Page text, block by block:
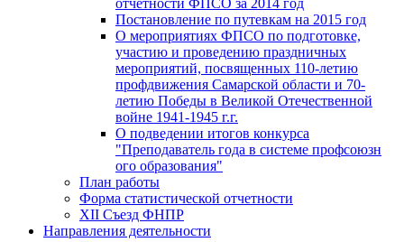
Постановление по путевкам на 2015 год
О мероприятиях ФПСО по подготовке,
участию и проведению праздничных
мероприятий, посвященных 110-летию
профдвижения Самарской области и 70-
летию Победы в Великой Отечественной
войне 1941-1945 г.г.
О подведении итогов конкурса
"Преподаватель года в системе профсоюзн
ого образования"
План работы
Форма статистической отчетности
XII Съезд ФНПР
Направления деятельности